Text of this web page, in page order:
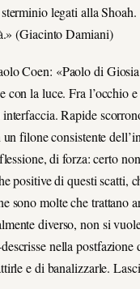
legati alla
» (Giacinto Damiani)
Coen: «Paolo di
con la luce. Fra l’occhio
Rapide
filone consistente
di forza: certo
positive di questi scatti,
sono molte che
diverso, non si
nella
e di banalizzarle.